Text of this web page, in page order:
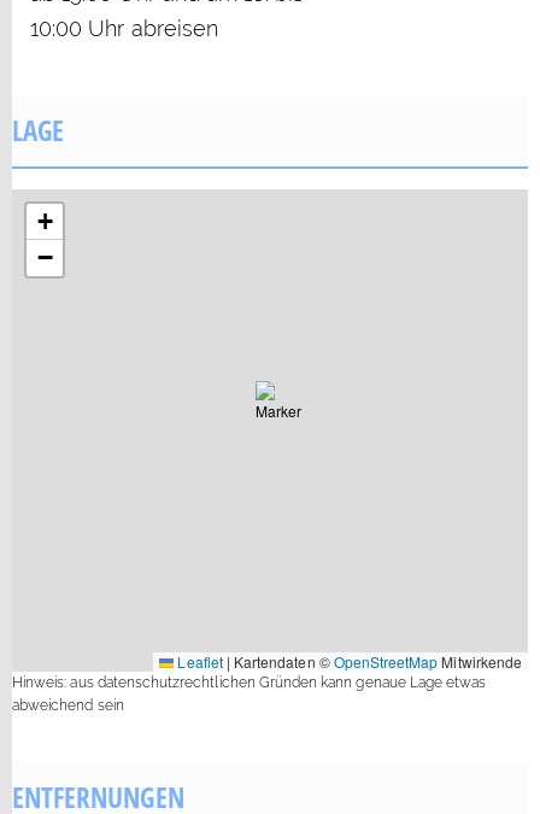
10:00 Uhr abreisen
LAGE
+
−
Leaflet | Kartendaten ©OpenStreetMap Mitwirkende
Hinweis: aus datenschutzrechtlichen Gründen kann genaue Lage etwas
abweichend sein
ENTFERNUNGEN